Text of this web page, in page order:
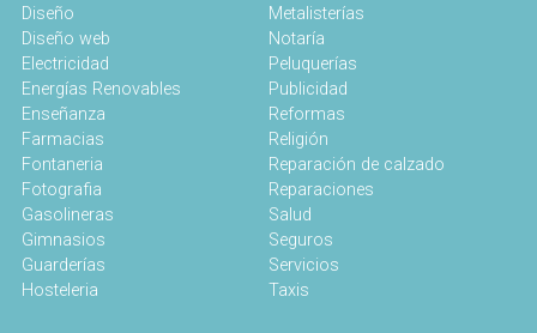
Diseño
Diseño web
Electricidad
Energías Renovables
Enseñanza
Farmacias
Fontaneria
Fotografia
Gasolineras
Gimnasios
Guarderías
Hosteleria
Metalisterías
Notaría
Peluquerías
Publicidad
Reformas
Religión
Reparación de calzado
Reparaciones
Salud
Seguros
Servicios
Taxis